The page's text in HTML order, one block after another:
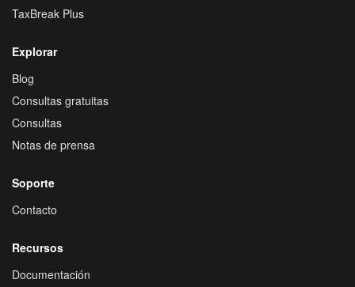
TaxBreak Plus
Explorar
Blog
Consultas gratuitas
Consultas
Notas de prensa
Soporte
Contacto
Recursos
Documentación